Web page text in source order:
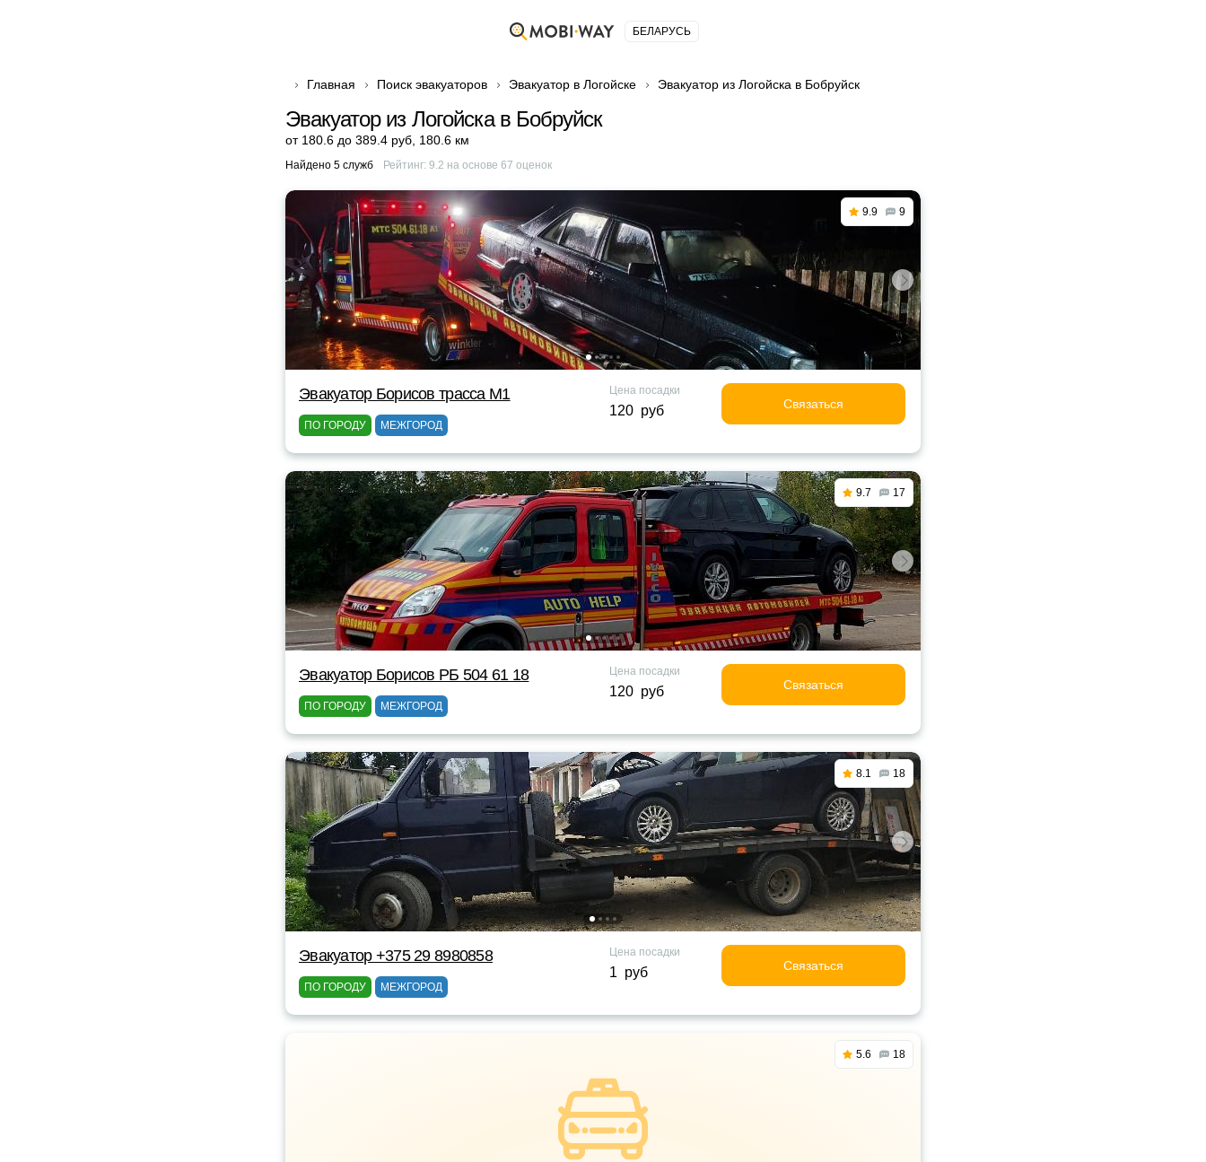
БЕЛАРУСЬ
Главная Поиск эвакуаторов Эвакуатор в Логойске Эвакуатор из Логойска в Бобруйск
Эвакуатор из Логойска в Бобруйск
от 180.6 до 389.4 руб 180.6 км
Найдено 5 служб Рейтинг: 9.2 на основе 67 оценок
9.9 9
Эвакуатор Борисов трасса М1
ПО ГОРОДУ МЕЖГОРОД
Цена посадки
120 руб Связаться
9.7 17
Эвакуатор Борисов РБ 504 61 18
ПО ГОРОДУ МЕЖГОРОД
Цена посадки
120 руб Связаться
8.1 18
Эвакуатор +375 29 8980858
ПО ГОРОДУ МЕЖГОРОД
Цена посадки
1 руб Связаться
5.6 18